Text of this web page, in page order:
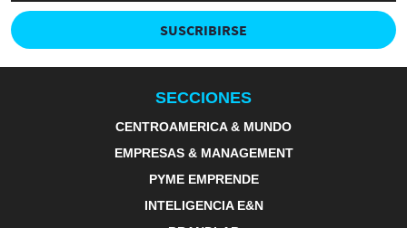
SUSCRIBIRSE
SECCIONES
CENTROAMERICA & MUNDO
EMPRESAS & MANAGEMENT
PYME EMPRENDE
INTELIGENCIA E&N